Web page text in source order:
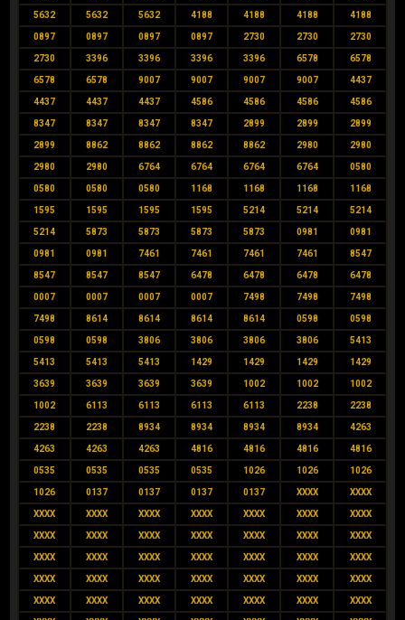
5632 5632 5632 4188 4188 4188 4188
0897 0897 0897 0897 2730 2730 2730
2730 3396 3396 3396 3396 6578 6578
6578 6578 9007 9007 9007 9007 4437
4437 4437 4437 4586 4586 4586 4586
8347 8347 8347 8347 2899 2899 2899
2899 8862 8862 8862 8862 2980 2980
2980 2980 6764 6764 6764 6764 0580
0580 0580 0580 1168 1168 1168 1168
1595 1595 1595 1595 5214 5214 5214
5214 5873 5873 5873 5873 0981 0981
0981 0981 7461 7461 7461 7461 8547
8547 8547 8547 6478 6478 6478 6478
0007 0007 0007 0007 7498 7498 7498
7498 8614 8614 8614 8614 0598 0598
0598 0598 3806 3806 3806 3806 5413
5413 5413 5413 1429 1429 1429 1429
3639 3639 3639 3639 1002 1002 1002
1002 6113 6113 6113 6113 2238 2238
2238 2238 8934 8934 8934 8934 4263
4263 4263 4263 4816 4816 4816 4816
0535 0535 0535 0535 1026 1026 1026
1026 0137 0137 0137 0137 XXXX XXXX
XXXX XXXX XXXX XXXX XXXX XXXX XXXX
XXXX XXXX XXXX XXXX XXXX XXXX XXXX
XXXX XXXX XXXX XXXX XXXX XXXX XXXX
XXXX XXXX XXXX XXXX XXXX XXXX XXXX
XXXX XXXX XXXX XXXX XXXX XXXX XXXX